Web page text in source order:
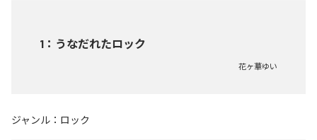
1 ： うなだれたロック
花ヶ華ゆい
ジャンル： ロック